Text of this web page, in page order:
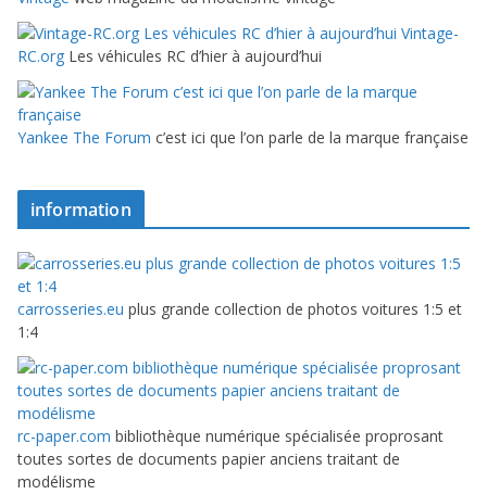
Vintage-
RC.org Les véhicules RC d’hier à aujourd’hui
Yankee The Forum c’est ici que l’on parle de la marque française
information
carrosseries.eu plus grande collection de photos voitures 1:5 et
1:4
rc-paper.com bibliothèque numérique spécialisée proprosant
toutes sortes de documents papier anciens traitant de
modélisme